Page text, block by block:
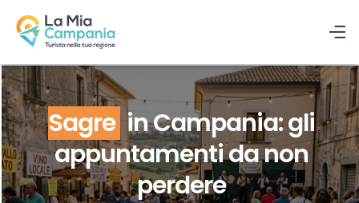
Sagre in Campania: gli
appuntamenti da non
perdere